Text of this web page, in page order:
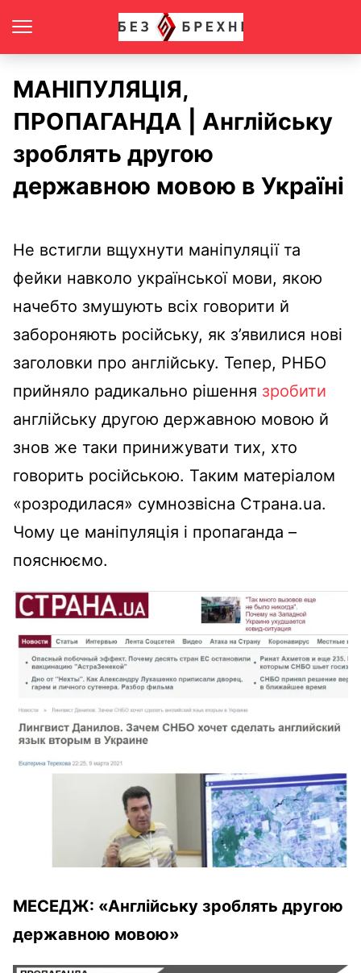
МАНІПУЛЯЦІЯ,
ПРОПАГАНДА | Англійську
зроблять другою
державною мовою в Україні
Не встигли вщухнути маніпуляції та
фейки навколо української мови, якою
начебто змушують всіх говорити й
забороняють російську, як з’явилися нові
заголовки про англійську. Тепер, РНБО
прийняло радикально рішення зробити
англійську другою державною мовою й
знов же таки принижувати тих, хто
говорить російською. Таким матеріалом
«розродилася» сумнозвісна Страна.ua.
Чому це маніпуляція і пропаганда –
пояснюємо.
МЕСЕДЖ: «Англійську зроблять другою
державною мовою»